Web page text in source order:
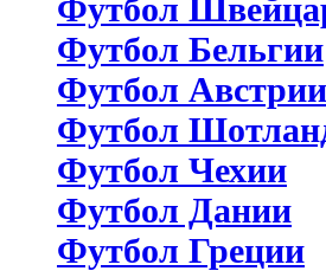
Футбол
Футбол Бельгии
Футбол Австрии
Футбол
Футбол Чехии
Футбол Дании
Футбол Греции